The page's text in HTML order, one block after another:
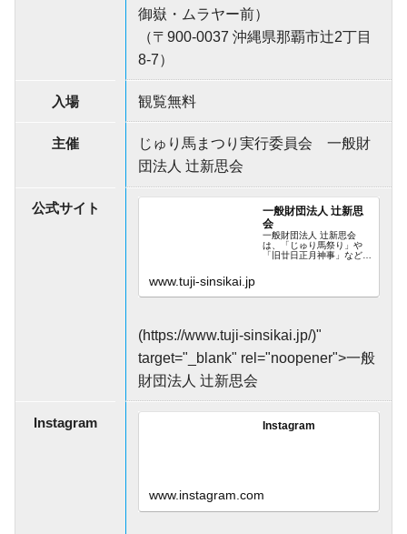
御嶽・ムラヤー前）
（〒900-0037 沖縄県那覇市辻2丁目
8-7）
入場 観覧無料
主催
じゅり馬まつり実行委員会 一般財
団法人 辻新思会
公式サイト
一般財団法人 辻新思
会
一般財団法人 辻新思会
は、「じゅり馬祭り」や
「旧廿日正月神事」など、
を目指す団体です。
www.tuji-sinsikai.jp
(https://www.tuji-sinsikai.jp/)"
target="_blank" rel="noopener">一般
財団法人 辻新思会
Instagram Instagram
www.instagram.com